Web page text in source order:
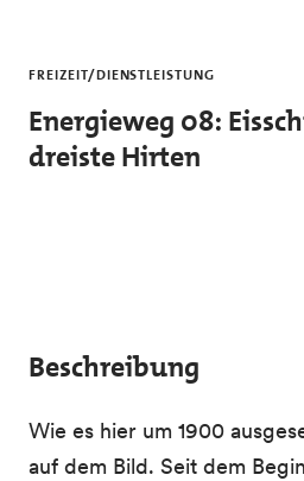
FREIZEIT/DIENSTLEISTUNG
Energieweg 08:
dreiste Hirten
Beschreibung
Wie es hier um 1900
auf dem Bild. Seit dem